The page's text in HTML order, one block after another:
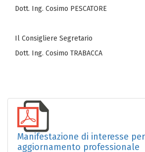
Dott. Ing. Cosimo PESCATORE
Il Consigliere Segretario
Dott. Ing. Cosimo TRABACCA
Manifestazione di interesse
aggiornamento professionale